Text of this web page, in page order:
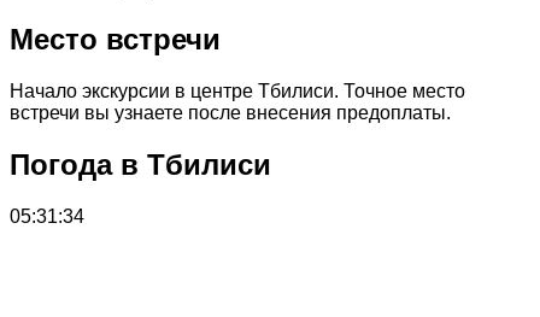
Место встречи
Начало экскурсии в центре Тбилиси. Точное место
встречи вы узнаете после внесения предоплаты.
Погода в Тбилиси
05:31:34